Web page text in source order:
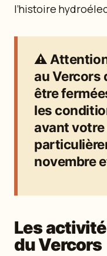
l’histoire
⚠️
au Vercors
être
les
avant
novembre
Les
du Vercors